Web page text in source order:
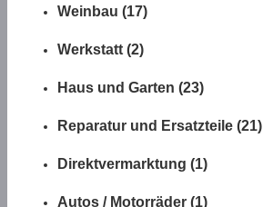
Weinbau (17)
Werkstatt (2)
Haus und Garten (23)
Reparatur und Ersatzteile (21)
Direktvermarktung (1)
Autos / Motorräder (1)